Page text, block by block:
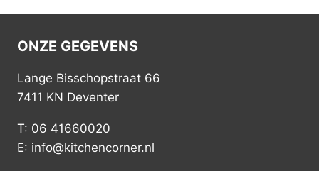
ONZE GEGEVENS
Lange Bisschopstraat 66
7411 KN Deventer
T: 06 41660020
E: info@kitchencorner.nl